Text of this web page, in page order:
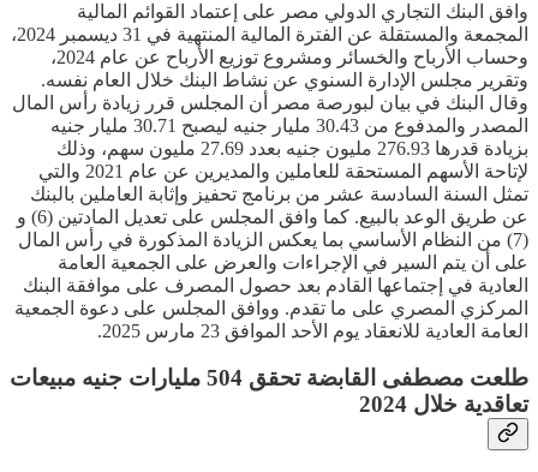
وافق البنك التجاري الدولي مصر على إعتماد القوائم المالية
المجمعة والمستقلة عن الفترة المالية المنتهية في 31 ديسمبر 2024،
وحساب الأرباح والخسائر ومشروع توزيع الأرباح عن عام 2024،
وتقرير مجلس الإدارة السنوي عن نشاط البنك خلال العام نفسه.
وقال البنك في بيان لبورصة مصر أن المجلس قرر زيادة رأس المال
المصدر والمدفوع من 30.43 مليار جنيه ليصبح 30.71 مليار جنيه
بزيادة قدرها 276.93 مليون جنيه بعدد 27.69 مليون سهم، وذلك
لإتاحة الأسهم المستحقة للعاملين والمديرين عن عام 2021 والتي
تمثل السنة السادسة عشر من برنامج تحفيز وإثابة العاملين بالبنك
عن طريق الوعد بالبيع. كما وافق المجلس على تعديل المادتين (6) و
(7) من النظام الأساسي بما يعكس الزيادة المذكورة في رأس المال
على أن يتم السير في الإجراءات والعرض على الجمعية العامة
العادية في إجتماعها القادم بعد حصول المصرف على موافقة البنك
المركزي المصري على ما تقدم. ووافق المجلس على دعوة الجمعية
العامة العادية للانعقاد يوم الأحد الموافق 23 مارس 2025.
طلعت مصطفى القابضة تحقق 504 مليارات جنيه مبيعات
تعاقدية خلال 2024